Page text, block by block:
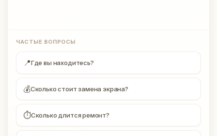
ЧАСТЫЕ ВОПРОСЫ
📍Где вы находитесь?
💰Сколько стоит замена экрана?
⏱Сколько длится ремонт?